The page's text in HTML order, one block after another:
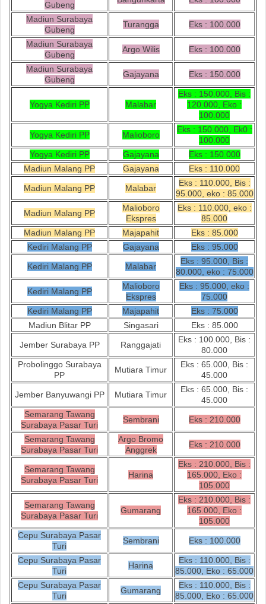
Gubeng
Madiun Surabaya
Gubeng
Turangga Eks : 100.000
Madiun Surabaya
Gubeng
Argo Wilis Eks : 100.000
Madiun Surabaya
Gubeng
Gajayana Eks : 150.000
Yogya Kediri PP Malabar
Eks : 150.000, Bis :
120.000, Eko :
100.000
Yogya Kediri PP Malioboro
Eks : 150.000, Ek0 :
100.000
Yogya Kediri PP
Gajayana
Eks : 150.000
Madiun Malang PP
Gajayana Eks : 110.000
Madiun Malang PP Malabar
Eks : 110.000, Bis :
95.000, eko : 85.000
Madiun Malang PP
Malioboro
Ekspres
Eks : 110.000, eko :
85.000
Madiun Malang PP
Majapahit
Eks : 85.000
Kediri Malang PP
Gajayana Eks : 95.000
Kediri Malang PP Malabar
Eks : 95.000, Bis :
80.000, eko : 75.000
Kediri Malang PP
Malioboro
Ekspres
Eks : 95.000, eko :
75.000
Kediri Malang PP
Majapahit
Eks : 75.000
Madiun Blitar PP
Singasari Eks : 85.000
Jember Surabaya PP Ranggajati
Eks : 100.000, Bis :
80.000
Probolinggo Surabaya
PP
Mutiara Timur
Eks : 65.000, Bis :
45.000
Jember Banyuwangi PP Mutiara Timur
Eks : 65.000, Bis :
45.000
Semarang Tawang
Surabaya Pasar Turi
Sembrani Eks : 210.000
Semarang Tawang
Surabaya Pasar Turi
Argo Bromo
Anggrek
Eks : 210.000
Semarang Tawang
Surabaya Pasar Turi
Harina
Eks : 210.000, Bis :
165.000, Eko :
105.000
Semarang Tawang
Surabaya Pasar Turi
Gumarang
Eks : 210.000, Bis :
165.000, Eko :
105.000
Cepu Surabaya Pasar
Turi
Sembrani Eks : 100.000
Cepu Surabaya Pasar
Turi
Harina
Eks : 110.000, Bis :
85.000, Eko : 65.000
Cepu Surabaya Pasar
Turi
Gumarang
Eks : 110.000, Bis :
85.000, Eko : 65.000